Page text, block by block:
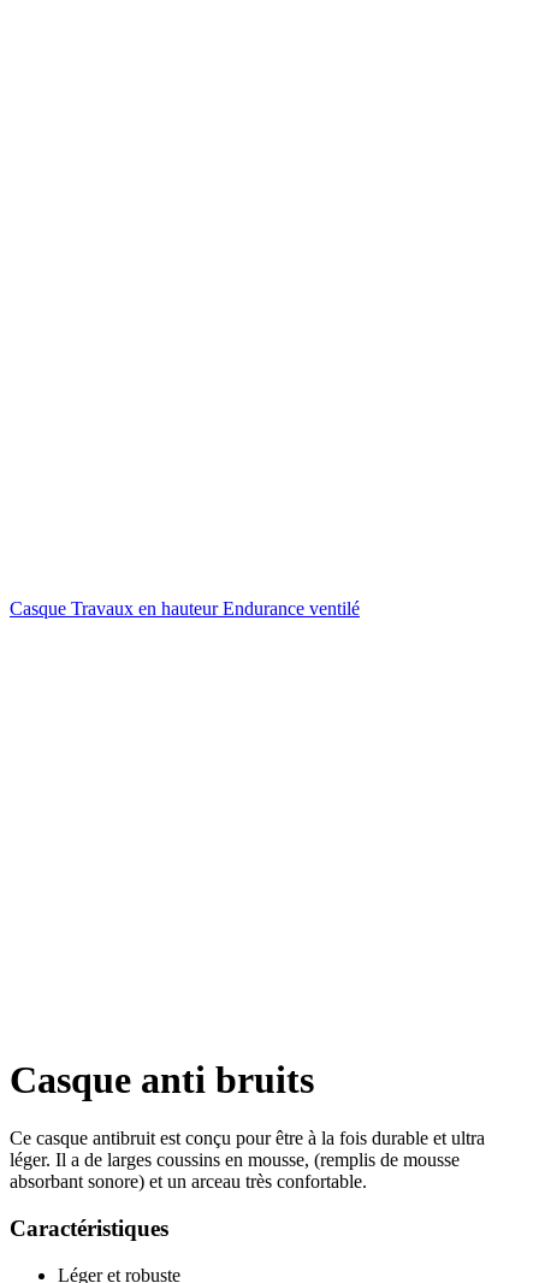
Casque Travaux en hauteur Endurance ventilé
Casque anti bruits
Ce casque antibruit est conçu pour être à la fois durable et ultra
léger. Il a de larges coussins en mousse, (remplis de mousse
absorbant sonore) et un arceau très confortable.
Caractéristiques
Léger et robuste